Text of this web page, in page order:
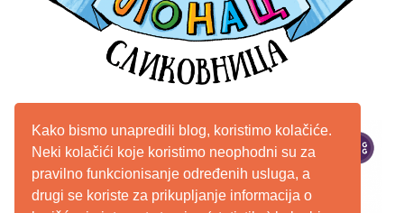
Kako bismo unapredili blog, koristimo kolačiće.
Neki kolačići koje koristimo neophodni su za
pravilno funkcionisanje određenih usluga, a
drugi se koriste za prikupljanje informacija o